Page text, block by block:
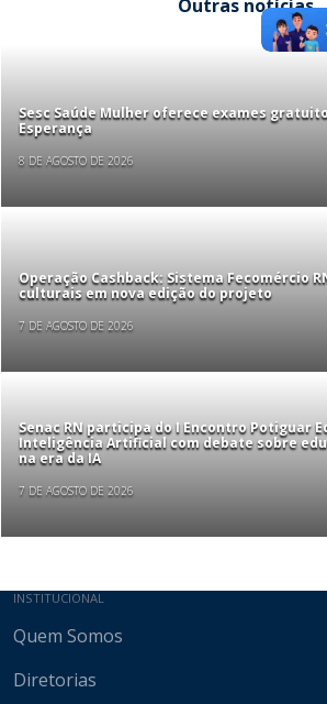
Outras notícias
Sesc Saúde Mulher oferece exames
Esperança
8 DE AGOSTO DE 2026
Operação Cashback: Sistema Fecomércio
culturais em nova edição do projeto
7 DE AGOSTO DE 2026
Senac RN participa do I Encontro Potiguar
Inteligência Artificial com debate sobre
na era da IA
7 DE AGOSTO DE 2026
Mapa do site
INSTITUCIONAL
Quem Somos
Diretorias